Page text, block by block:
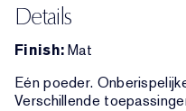
Details
Finish:Mat
Eén poeder.
Verschillende